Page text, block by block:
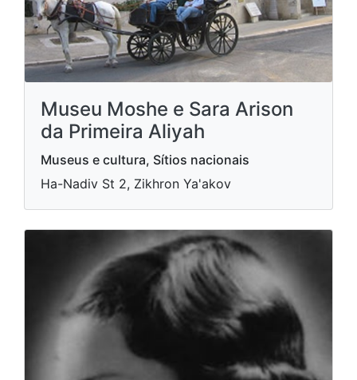
Museu Moshe e Sara Arison
da Primeira Aliyah
Museus e cultura, Sítios nacionais
Ha-Nadiv St 2, Zikhron Ya'akov